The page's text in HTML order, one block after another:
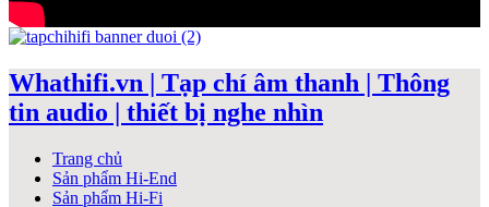
Whathifi.vn | Tạp chí âm thanh | Thông
tin audio | thiết bị nghe nhìn
Trang chủ
Sản phẩm Hi-End
Sản phẩm Hi-Fi